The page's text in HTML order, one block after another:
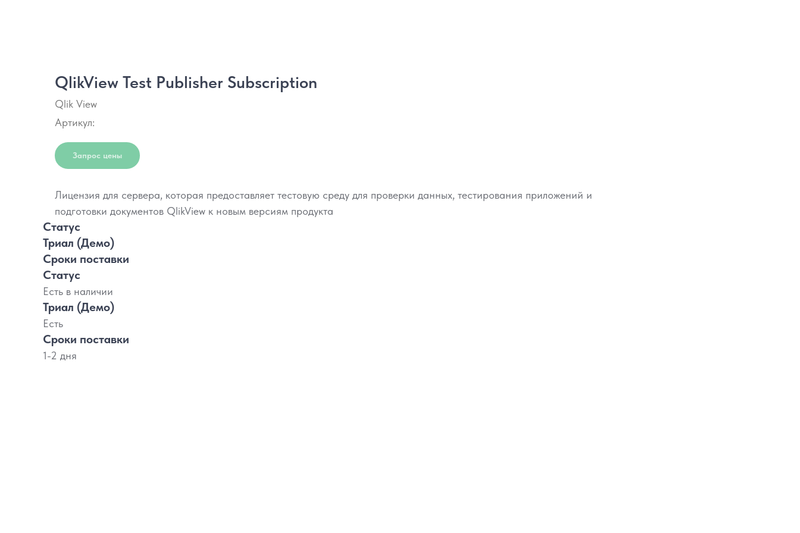
QlikView Test Publisher Subscription
Qlik View
Артикул:
Запрос цены
Лицензия для сервера, которая предоставляет тестовую среду для проверки данных, тестирования приложений и
подготовки документов QlikView к новым версиям продукта
Статус
Триал (Демо)
Сроки поставки
Статус
Есть в наличии
Триал (Демо)
Есть
Сроки поставки
1-2 дня